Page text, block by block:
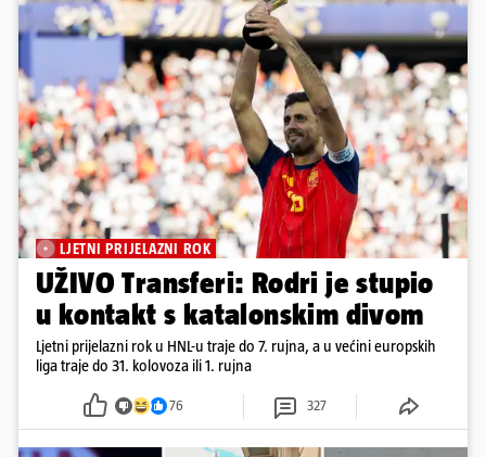
LJETNI PRIJELAZNI ROK
UŽIVO Transferi: Rodri je stupio
u kontakt s katalonskim divom
Ljetni prijelazni rok u HNL-u traje do 7. rujna, a u većini europskih
liga traje do 31. kolovoza ili 1. rujna
76 327